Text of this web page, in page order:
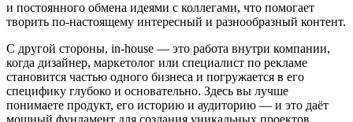
и постоянного обмена идеями с коллегами, что помогает
творить по-настоящему интересный и разнообразный контент.
С другой стороны, in-house — это работа внутри компании,
когда дизайнер, маркетолог или специалист по рекламе
становится частью одного бизнеса и погружается в его
специфику глубоко и основательно. Здесь вы лучше
понимаете продукт, его историю и аудиторию — и это даёт
мощный фундамент для создания уникальных проектов,